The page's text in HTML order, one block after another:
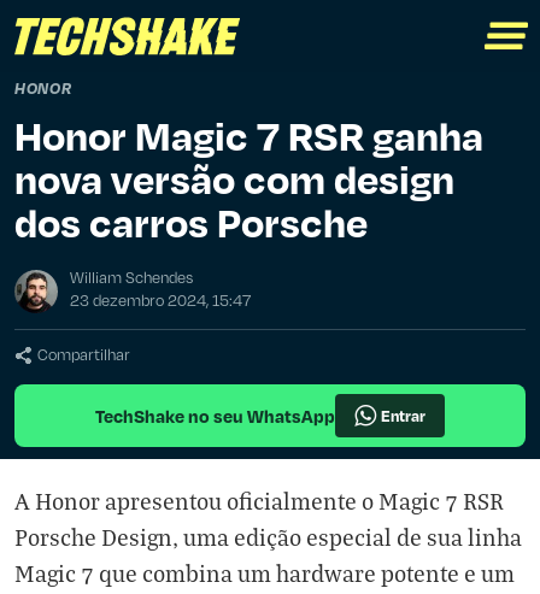
HONOR
Honor Magic 7 RSR ganha
nova versão com design
dos carros Porsche
William Schendes
23 dezembro 2024, 15:47
Compartilhar
TechShake no seu WhatsApp Entrar
A Honor apresentou oficialmente o Magic 7 RSR
Porsche Design, uma edição especial de sua linha
Magic 7 que combina um hardware potente e um